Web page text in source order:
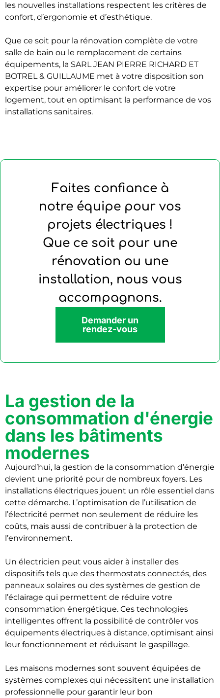
les nouvelles installations respectent les critères de
confort, d’ergonomie et d’esthétique.
Que ce soit pour la rénovation complète de votre
salle de bain ou le remplacement de certains
équipements, la SARL JEAN PIERRE RICHARD ET
BOTREL & GUILLAUME met à votre disposition son
expertise pour améliorer le confort de votre
logement, tout en optimisant la performance de vos
installations sanitaires.
Faites confiance à
notre équipe pour vos
projets électriques !
Que ce soit pour une
rénovation ou une
installation, nous vous
accompagnons.
Demander un
rendez-vous
La gestion de la
consommation d'énergie
dans les bâtiments
modernes
Aujourd’hui, la gestion de la consommation d’énergie
devient une priorité pour de nombreux foyers. Les
installations électriques jouent un rôle essentiel dans
cette démarche. L’optimisation de l’utilisation de
l’électricité permet non seulement de réduire les
coûts, mais aussi de contribuer à la protection de
l’environnement.
Un électricien peut vous aider à installer des
dispositifs tels que des thermostats connectés, des
panneaux solaires ou des systèmes de gestion de
l’éclairage qui permettent de réduire votre
consommation énergétique. Ces technologies
intelligentes offrent la possibilité de contrôler vos
équipements électriques à distance, optimisant ainsi
leur fonctionnement et réduisant le gaspillage.
Les maisons modernes sont souvent équipées de
systèmes complexes qui nécessitent une installation
professionnelle pour garantir leur bon